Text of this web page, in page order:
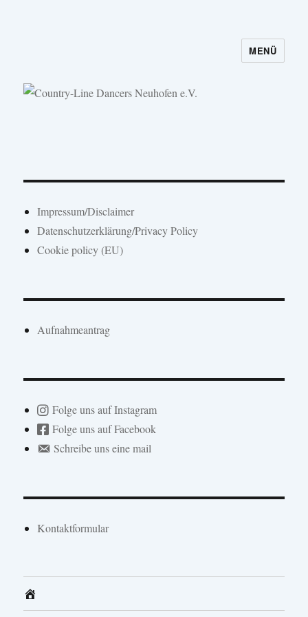
Country-Line Dancers Neuhofen e.V.
MENÜ
Impressum/Disclaimer
Datenschutzerklärung/Privacy Policy
Cookie policy (EU)
Aufnahmeantrag
Folge uns auf Instagram
Folge uns auf Facebook
Schreibe uns eine mail
Kontaktformular